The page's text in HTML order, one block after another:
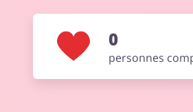
Enfants
0
personnes